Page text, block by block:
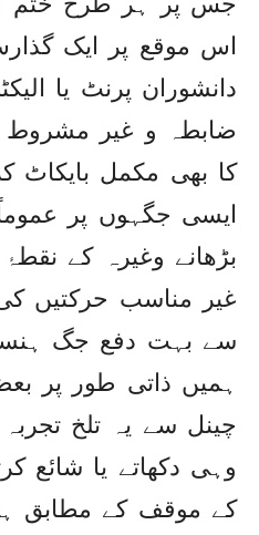
اس موقع پر ایک
دانشوران پرنٹ یا
ضابطہ و غیر مشروط
کا بھی مکمل بایکاٹ
ایسی جگہوں پر
بڑھانے وغیرہ کے
غیر مناسب حرکتیں
سے بہت دفع جگ
ہمیں ذاتی طور پر
چینل سے یہ تلخ
وہی دکھاتے یا شائع
کے موقف کے مطابق